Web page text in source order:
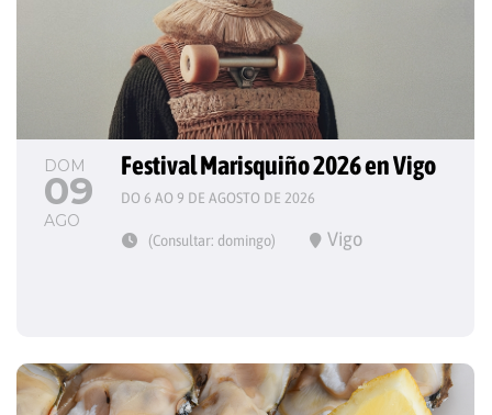
DOM
09
AGO
Festival Marisquiño 2026 en Vigo
DO 6 AO 9 DE AGOSTO DE 2026
(Consultar: domingo) Vigo